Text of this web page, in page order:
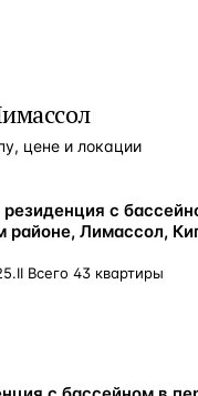
цене и локации
с
районе, Лимассол,
Всего 43 квартиры